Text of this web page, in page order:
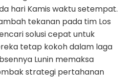
hari Kamis waktu setempat.
tekanan pada tim Los
solusi cepat untuk
tetap kokoh dalam laga
Lunin memaksa
strategi pertahanan